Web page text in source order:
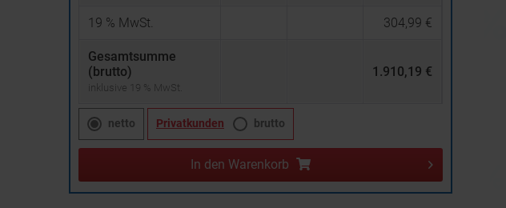
19 % MwSt. 304,99 €
Gesamtsumme
(brutto)
inklusive 19 % MwSt.
1.910,19 €
netto Privatkunden brutto
In den Warenkorb